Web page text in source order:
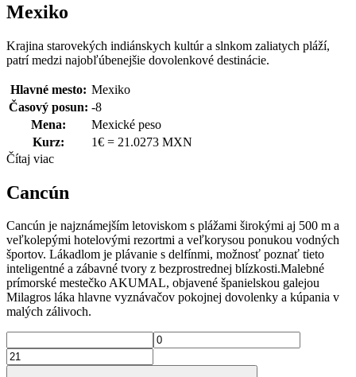
Mexiko
Krajina starovekých indiánskych kultúr a slnkom zaliatych pláží,
patrí medzi najobľúbenejšie dovolenkové destinácie.
Hlavné mesto: Mexiko
Časový posun: -8
Mena:
Mexické peso
Kurz:
1€ = 21.0273 MXN
Čítaj viac
Cancún
Cancún je najznámejším letoviskom s plážami širokými aj 500 m a
veľkolepými hotelovými rezortmi a veľkorysou ponukou vodných
športov. Lákadlom je plávanie s delfínmi, možnosť poznať tieto
inteligentné a zábavné tvory z bezprostrednej blízkosti.Malebné
prímorské mestečko AKUMAL, objavené španielskou galejou
Milagros láka hlavne vyznávačov pokojnej dovolenky a kúpania v
malých zálivoch.